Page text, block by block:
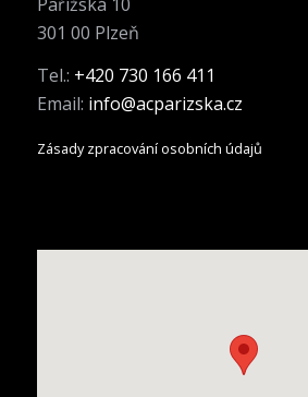
301 00 Plzeň
Tel.: +420 730 166 411
Email: info@acparizska.cz
Zásady zpracování osobních údajů